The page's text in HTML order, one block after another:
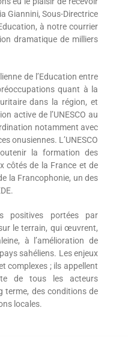
Giannini, Sous-Directrice
à notre courrier
dramatique de milliers
de l’Education entre
quant à la
dans la région, et
active de l’UNESCO au
notamment avec
onusiennes. L’UNESCO
la formation des
côtés de la France et de
la Francophonie, un des
positives portées par
le terrain, qui œuvrent,
à l’amélioration de
sahéliens. Les enjeux
complexes ; ils appellent
de tous les acteurs
terme, des conditions de
locales.